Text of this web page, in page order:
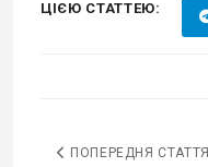
ЦІЄЮ СТАТТЕЮ:
ПОПЕРЕДНЯ СТАТТЯ